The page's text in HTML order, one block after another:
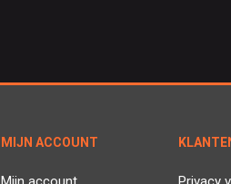
MIJN ACCOUNT